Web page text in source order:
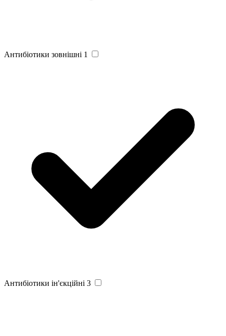
Антибіотики зовнішні 1
Антибіотики ін'єкційні 3